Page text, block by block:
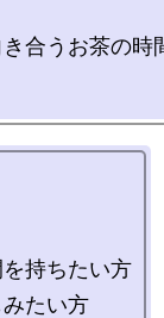
合うお茶の時
持ちたい方
たい方